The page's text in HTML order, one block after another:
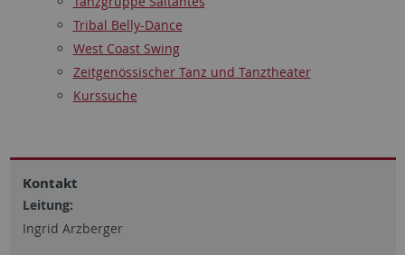
Tribal Belly-Dance
West Coast Swing
Zeitgenössischer Tanz und Tanztheater
Kurssuche
Kontakt
Leitung:
Ingrid Arzberger